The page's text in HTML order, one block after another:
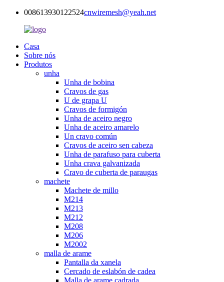
008613930122524cnwiremesh@yeah.net
Casa
Sobre nós
Produtos
unha
Unha de bobina
Cravos de gas
U de grapa U
Cravos de formigón
Unha de aceiro negro
Unha de aceiro amarelo
Un cravo común
Cravos de aceiro sen cabeza
Unha de parafuso para cuberta
Unha crava galvanizada
Cravo de cuberta de paraugas
machete
Machete de millo
M214
M213
M212
M208
M206
M2002
malla de arame
Pantalla da xanela
Cercado de eslabón de cadea
Malla de arame cadrada